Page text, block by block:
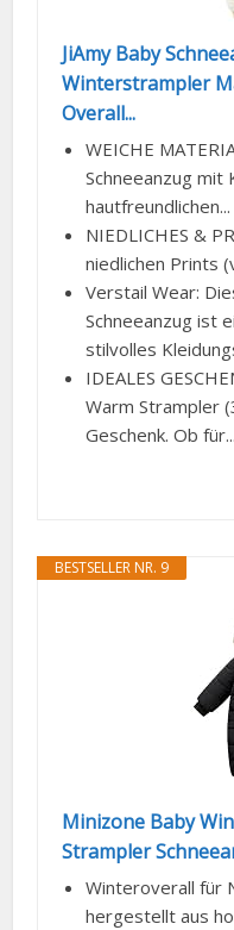
JiAmy Baby
Winterstrampler
Overall...
WEICHE
Schneeanzug mit
hautfreundlichen...
NIEDLICHES &
niedlichen Prints
Verstail Wear:
Schneeanzug ist
stilvolles
IDEALES
Warm Strampler
Geschenk. Ob für...
BESTSELLER NR. 9
Minizone Baby
Strampler
Winteroverall für
hergestellt aus